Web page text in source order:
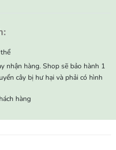
nhận hàng. Shop sẽ bảo hành 1
cây bị hư hại và phải có hình
hàng